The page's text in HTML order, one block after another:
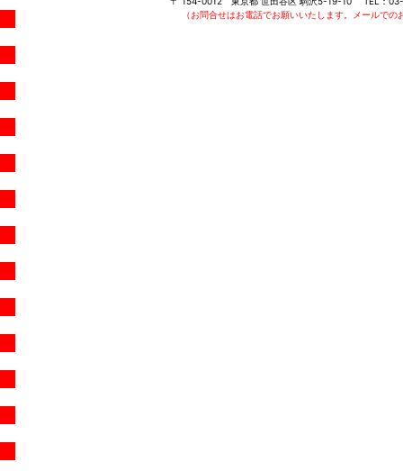
（お問合せはお電話でお願いいたします。メールで